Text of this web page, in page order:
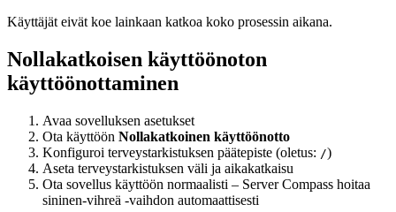
Käyttäjät eivät koe lainkaan katkoa koko prosessin aikana.
Nollakatkoisen käyttöönoton
käyttöönottaminen
Avaa sovelluksen asetukset
Ota käyttöön Nollakatkoinen käyttöönotto
Konfiguroi terveystarkistuksen päätepiste (oletus: /)
Aseta terveystarkistuksen väli ja aikakatkaisu
Ota sovellus käyttöön normaalisti – Server Compass hoitaa
sininen-vihreä -vaihdon automaattisesti